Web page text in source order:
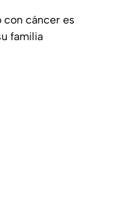
con cáncer es
familia